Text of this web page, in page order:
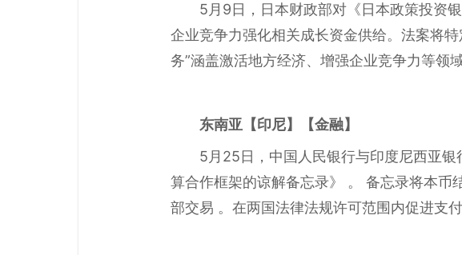
5月9日，日本财政部对《日本政策投资
企业竞争力强化相关成长资金供给。法案将
务”涵盖激活地方经济、增强企业竞争力等领
东南亚 【印尼】【金融】
5月25日，中国人民银行与印度尼西亚
算合作框架的谅解备忘录》 。 备忘录将本币
部交易 。在两国法律法规许可范围内促进支